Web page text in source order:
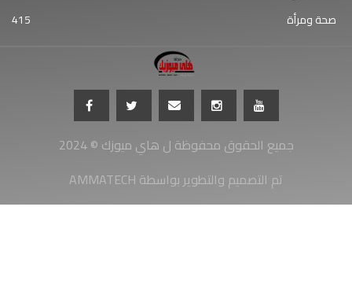
صحة ومرأة
415
جميع الحقوق محفوظة ل هاي ميوزك © 2024
AMMATECH تم التصميم والتطوير بواسطة